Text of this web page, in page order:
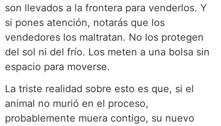
son llevados a la frontera para venderlos. Y
si pones atención, notarás que los
vendedores los maltratan. No los protegen
del sol ni del frío. Los meten a una bolsa sin
espacio para moverse.
La triste realidad sobre esto es que, si el
animal no murió en el proceso,
probablemente muera contigo, su nuevo